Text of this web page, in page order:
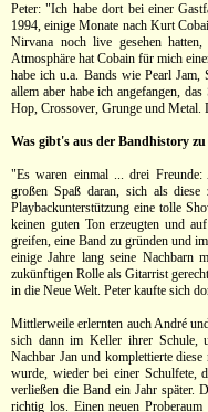
Peter: "Ich habe dort bei einer
1994, einige Monate nach Kurt
Nirvana noch live gesehen
Atmosphäre hat Cobain für mich
habe ich u.a. Bands wie Pearl Jam,
allem aber habe ich angefangen,
Hop, Crossover, Grunge und
Was gibt's aus der Bandhistory
"Es waren einmal ... drei Freunde:
großen Spaß daran, sich als
Playbackunterstützung eine tolle
keinen guten Ton erzeugten und
greifen, eine Band zu gründen und
einige Jahre lang seine Nachbarn
zukünftigen Rolle als Gitarrist
in die Neue Welt. Peter kaufte sich
Mittlerweile erlernten auch André
sich dann im Keller ihrer Schule,
Nachbar Jan und komplettierte
wurde, wieder bei einer Schulfete,
verließen die Band ein Jahr später.
richtig los. Einen neuen